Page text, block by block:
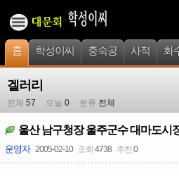
홈 학성이씨 충숙공 사적 화
겔러리
전체 57 오늘 0 분류 전체
울산 남구청장 울주군수 대마도시
운영자 2005-02-10 조회 4738 추천 0